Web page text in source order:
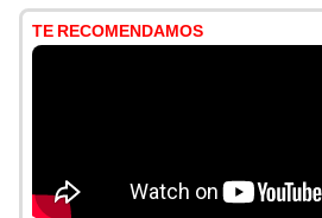
TE RECOMENDAMOS